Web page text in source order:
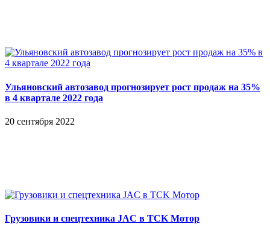
в 4 квартале 2022 года